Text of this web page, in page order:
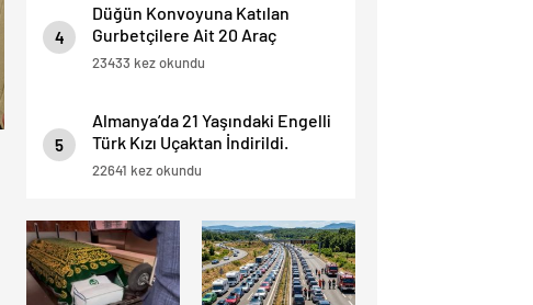
4
Düğün Konvoyuna Katılan
Gurbetçilere Ait 20 Araç
Trafikten Men Edildi.
23433 kez okundu
5
Almanya’da 21 Yaşındaki Engelli
Türk Kızı Uçaktan İndirildi.
Detaylar Haberde.
22641 kez okundu